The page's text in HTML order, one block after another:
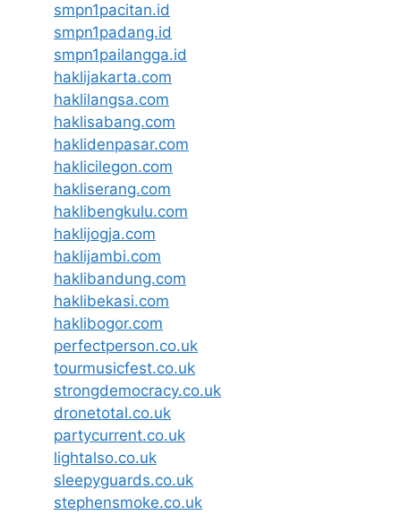
smpn1pacitan.id
smpn1padang.id
smpn1pailangga.id
haklijakarta.com
haklilangsa.com
haklisabang.com
haklidenpasar.com
haklicilegon.com
hakliserang.com
haklibengkulu.com
haklijogja.com
haklijambi.com
haklibandung.com
haklibekasi.com
haklibogor.com
perfectperson.co.uk
tourmusicfest.co.uk
strongdemocracy.co.uk
dronetotal.co.uk
partycurrent.co.uk
lightalso.co.uk
sleepyguards.co.uk
stephensmoke.co.uk